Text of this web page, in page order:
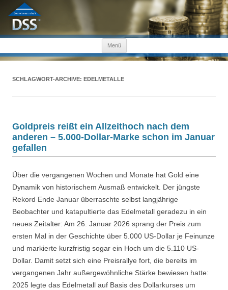
Menü
Zum Inhalt springen
SCHLAGWORT-ARCHIVE: EDELMETALLE
Goldpreis reißt ein Allzeithoch nach dem
anderen – 5.000-Dollar-Marke schon im Januar
gefallen
Über die vergangenen Wochen und Monate hat Gold eine
Dynamik von historischem Ausmaß entwickelt. Der jüngste
Rekord Ende Januar überraschte selbst langjährige
Beobachter und katapultierte das Edelmetall geradezu in ein
neues Zeitalter: Am 26. Januar 2026 sprang der Preis zum
ersten Mal in der Geschichte über 5.000 US-Dollar je Feinunze
und markierte kurzfristig sogar ein Hoch um die 5.110 US-
Dollar. Damit setzt sich eine Preisrallye fort, die bereits im
vergangenen Jahr außergewöhnliche Stärke bewiesen hatte:
2025 legte das Edelmetall auf Basis des Dollarkurses um